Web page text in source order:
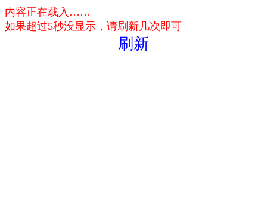
内容正在载入……
如果超过5秒没显示，请刷新几次即可
刷新